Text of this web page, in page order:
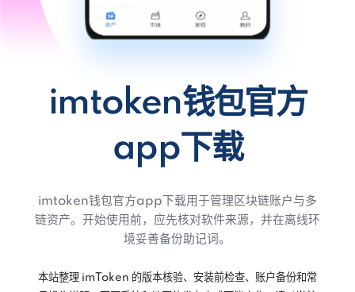
imtoken钱包官方
app下载
imtoken钱包官方app下载用于管理区块链账户与多
链资产。开始使用前，应先核对软件来源，并在离线环
境妥善备份助记词。
本站整理 imToken 的版本核验、安装前检查、账户备份和常